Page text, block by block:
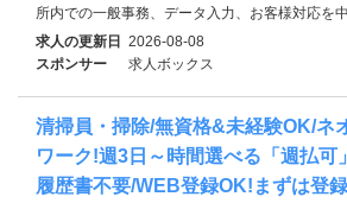
所内での一般事務、データ入力、お客様対応を
求人の更新日 2026-08-08
スポンサー
求人ボックス
清掃員・掃除/無資格&未経験OK/ネ
ワーク!週3日～時間選べる「週払可
履歴書不要/WEB登録OK!まずは登